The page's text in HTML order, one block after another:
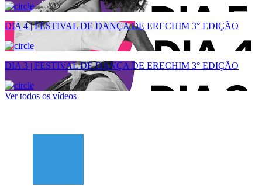
DIA 4 | FESTIVAL DE DANÇA DE ERECHIM 3° EDIÇÃO
DIA 3 | FESTIVAL DE DANÇA DE ERECHIM 3° EDIÇÃO
Ver todos os vídeos